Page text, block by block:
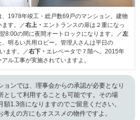
1978年竣工・総戸数69戸のマンション。建物
す。／右上・ エントランスの扉は２重になっ
8:00の間に夜間オートロックになります。／左
、明るい共用ロビー。管理人さんは平日の
ます。／右下・ エレベータで７階へ。2015年
ル工事が実施されていますよ。
ョンでは、理事会からの承認が必要となり
として利用することも可能です。その場
額1.3倍になりますのでご留意ください。
考えの方にもオススメの物件ですよ。